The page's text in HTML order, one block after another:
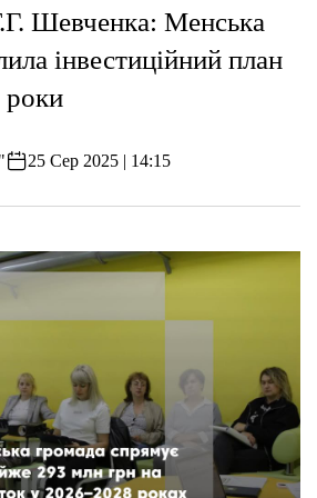
Шевченка: Менська
інвестиційний план
роки
25 Сер 2025 | 14:15